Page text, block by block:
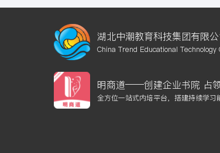
湖北中潮教育科技集团有限公
China Trend Educational Technology
明商道——创建企业书院 占
全方位一站式内培平台，搭建持续学习